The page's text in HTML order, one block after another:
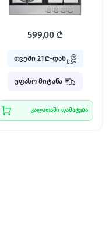
599,00₾
თვეში 21 ₾-დან
უფასო მიტანა
კალათაში დამატება